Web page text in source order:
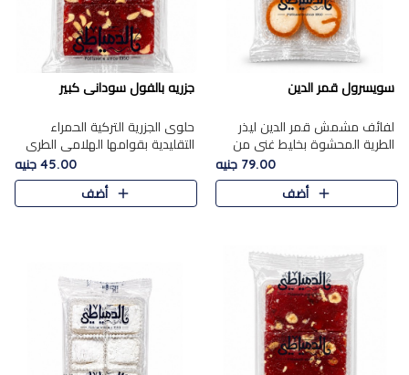
سويسرول قمر الدين
لفائف مشمش قمر الدين ليذر
الطرية المحشوة بخليط غني من
جوز الهند الأبيض والمكسرات
الفاخرة، يقدم المذاق الحلو
الطبيعي لقمر الدين و تجمع بين
79.00 جنيه
أضف
جزريه بالفول سودانى كبير
حلوى الجزرية التركية الحمراء
التقليدية بقوامها الهلامي الطري
ولونها الأحمر المميز، محشوة
بسخاء بالفول السوداني المحمص
لتمنحك توازنًا رائعًا ..
45.00 جنيه
أضف